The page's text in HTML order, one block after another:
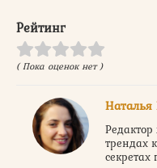
Рейтинг
( Пока оценок нет )
Наталья
трендах
секретах